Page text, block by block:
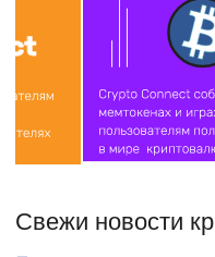
Свежи новости